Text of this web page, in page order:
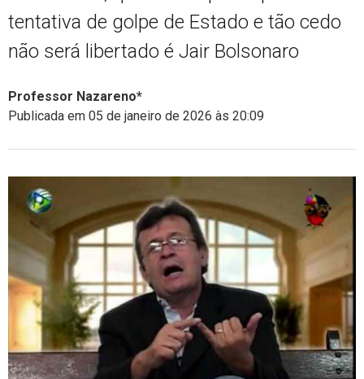
tentativa de golpe de Estado e tão cedo
não será libertado é Jair Bolsonaro
Professor Nazareno*
Publicada em 05 de janeiro de 2026 às 20:09